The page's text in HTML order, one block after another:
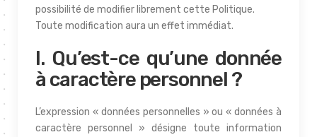
possibilité de modifier librement cette Politique.
Toute modification aura un effet immédiat.
I. Qu’est-ce qu’une donnée
à caractère personnel ?
L’expression « données personnelles » ou « données à
caractère personnel » désigne toute information